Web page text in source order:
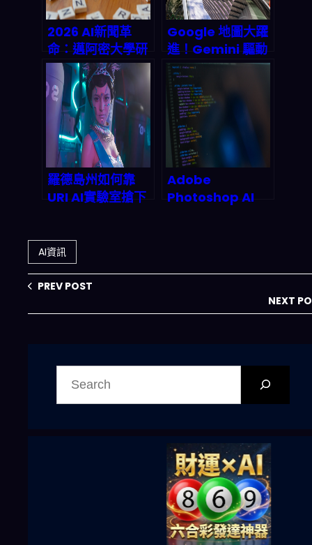
2026 AI新聞革
命：邁阿密大學研
究揭露LLM如何自
動化故事生成、事
實查核與個人化分
發，媒體業者必看
生存破局指南
Google 地圖大躍
進！Gemini 驅動
的 Ask Maps 與
沉浸式導航，
2026 年出行方式
將被徹底顛覆
羅德島州如何靠
URI AI實驗室搶下
略完整解剖
Adobe
Photoshop AI
AI資訊
PREV POST
NEXT